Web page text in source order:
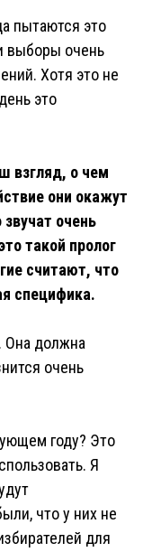
пытаются это
выборы очень
Хотя это не
это
взгляд, о чем
они окажут
очень
такой пролог
считают, что
специфика.
Она должна
очень
году? Это
Я
что у них не
для